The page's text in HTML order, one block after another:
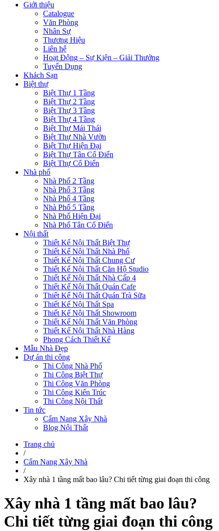
Giới thiệu
Catalogue
Văn Phòng
Nhân Sự
Thương Hiệu
Liên hệ
Hoạt Động – Sự Kiện – Giải Thưởng
Tuyển Dụng
Khách Sạn
Biệt thự
Biệt Thự 1 Tầng
Biệt Thự 2 Tầng
Biệt Thự 3 Tầng
Biệt Thự 4 Tầng
Biệt Thự Mái Thái
Biệt Thự Nhà Vườn
Biệt Thự Hiện Đại
Biệt Thự Tân Cổ Điển
Biệt Thự Cổ Điển
Nhà phố
Nhà Phố 2 Tầng
Nhà Phố 3 Tầng
Nhà Phố 4 Tầng
Nhà Phố 5 Tầng
Nhà Phố Hiện Đại
Nhà Phố Tân Cổ Điển
Nội thất
Thiết Kế Nội Thất Biệt Thự
Thiết Kế Nội Thất Nhà Phố
Thiết Kế Nội Thất Chung Cư
Thiết Kế Nội Thất Căn Hộ Studio
Thiết Kế Nội Thất Nhà Cấp 4
Thiết Kế Nội Thất Quán Cafe
Thiết Kế Nội Thất Quán Trà Sữa
Thiết Kế Nội Thất Spa
Thiết Kế Nội Thất Showroom
Thiết Kế Nội Thất Văn Phòng
Thiết Kế Nội Thất Nhà Hàng
Phong Cách Thiết Kế
Mẫu Nhà Đẹp
Dự án thi công
Thi Công Nhà Phố
Thi Công Biệt Thự
Thi Công Văn Phòng
Thi Công Kiến Trúc
Thi Công Nội Thất
Tin tức
Cẩm Nang Xây Nhà
Blog Nội Thất
Trang chủ
/
Cẩm Nang Xây Nhà
/
Xây nhà 1 tầng mất bao lâu? Chi tiết từng giai đoạn thi công
Xây nhà 1 tầng mất bao lâu?
Chi tiết từng giai đoạn thi công